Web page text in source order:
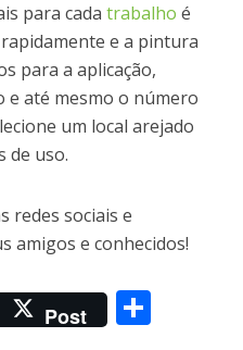
para cada trabalho é
e a pintura
para a aplicação,
e até mesmo o número
um local arejado
de uso.
redes sociais e
amigos e conhecidos!
Post